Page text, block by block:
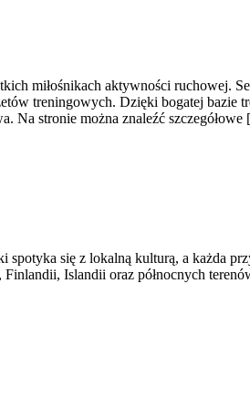
miłośnikach aktywności ruchowej.
treningowych. Dzięki bogatej bazie
Na stronie można znaleźć
się z lokalną kulturą, a każda
Islandii oraz północnych